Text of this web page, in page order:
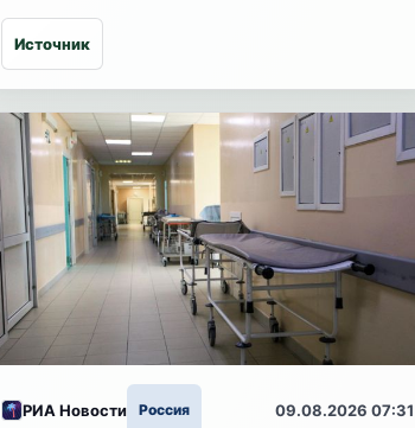
Источник
РИА Новости Россия 09.08.2026 07:31